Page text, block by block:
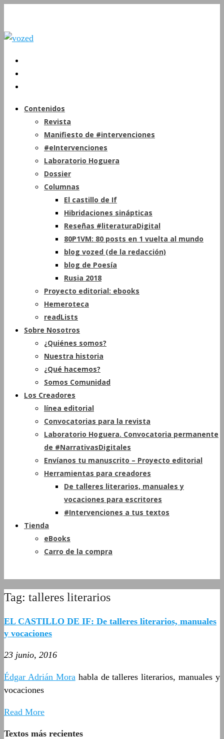
Contenidos
Revista
Manifiesto de #intervenciones
#eIntervenciones
Laboratorio Hoguera
Dossier
Columnas
El castillo de If
Hibridaciones sinápticas
Reseñas #literaturaDigital
80P1VM: 80 posts en 1 vuelta al mundo
blog vozed (de la redacción)
blog de Poesía
Rusia 2018
Proyecto editorial: ebooks
Hemeroteca
readLists
Sobre Nosotros
¿Quiénes somos?
Nuestra historia
¿Qué hacemos?
Somos Comunidad
Los Creadores
línea editorial
Convocatorias para la revista
Laboratorio Hoguera. Convocatoria permanente
de #NarrativasDigitales
Envíanos tu manuscrito – Proyecto editorial
Herramientas para creadores
De talleres literarios, manuales y
vocaciones para escritores
#Intervenciones a tus textos
Tienda
eBooks
Carro de la compra
Tag: talleres literarios
EL CASTILLO DE IF: De talleres literarios, manuales
y vocaciones
23 junio, 2016
Édgar Adrián Mora habla de talleres literarios, manuales y
vocaciones
Read More
Textos más recientes